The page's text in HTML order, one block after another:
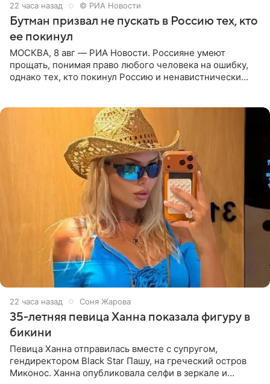
22 часа назад © РИА Новости
Бутман призвал не пускать в Россию тех, кто
ее покинул
МОСКВА, 8 авг — РИА Новости. Россияне умеют
прощать, понимая право любого человека на ошибку,
однако тех, кто покинул Россию и ненавистнически
22 часа назад Соня Жарова
35-летняя певица Ханна показала фигуру в
бикини
Певица Ханна отправилась вместе с супругом,
гендиректором Black Star Пашу, на греческий остров
Миконос. Ханна опубликовала селфи в зеркале и